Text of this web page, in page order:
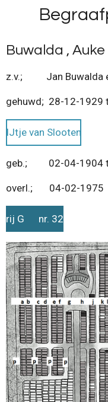
naar
de
hoofdinhoud
Buwalda , Auke
z.v.; Jan Buwalda
gehuwd; 28-12-1929
IJtje van Slooten
geb.; 02-04-1904
overl.; 04-02-
rij G nr. 32